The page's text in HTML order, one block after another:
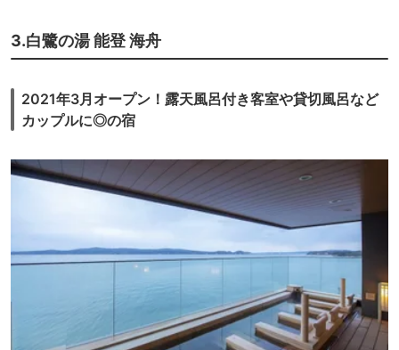
3.白鷺の湯 能登 海舟
2021年3月オープン！露天風呂付き客室や貸切風呂など
カップルに◎の宿